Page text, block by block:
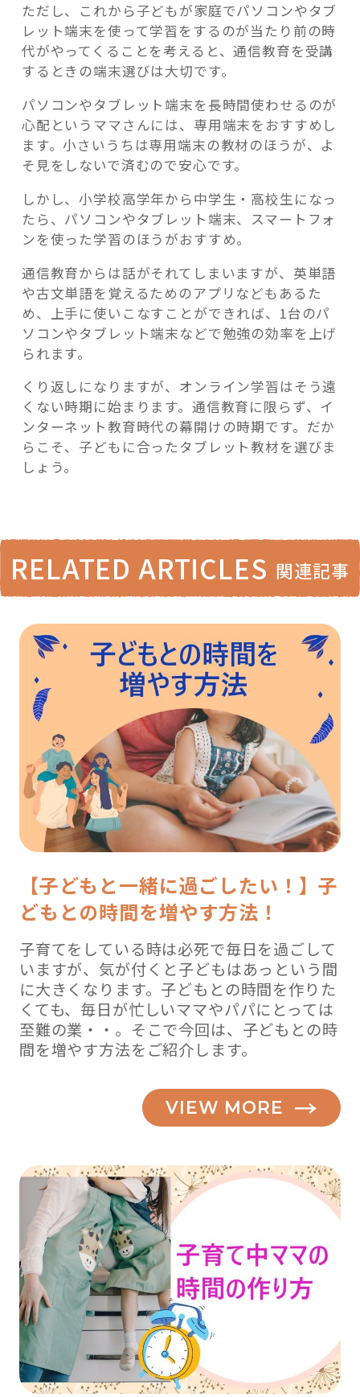
ただし、これから子どもが家庭でパソコンやタブ
レット端末を使って学習をするのが当たり前の時
代がやってくることを考えると、通信教育を受講
するときの端末選びは大切です。
パソコンやタブレット端末を長時間使わせるのが
心配というママさんには、専用端末をおすすめし
ます。小さいうちは専用端末の教材のほうが、よ
そ見をしないで済むので安心です。
しかし、小学校高学年から中学生・高校生になっ
たら、パソコンやタブレット端末、スマートフォ
ンを使った学習のほうがおすすめ。
通信教育からは話がそれてしまいますが、英単語
や古文単語を覚えるためのアプリなどもあるた
め、上手に使いこなすことができれば、1台のパ
ソコンやタブレット端末などで勉強の効率を上げ
られます。
くり返しになりますが、オンライン学習はそう遠
くない時期に始まります。通信教育に限らず、イ
ンターネット教育時代の幕開けの時期です。だか
らこそ、子どもに合ったタブレット教材を選びま
しょう。
RELATED ARTICLES 関連記事
【子どもと一緒に過ごしたい！】子
どもとの時間を増やす方法！
子育てをしている時は必死で毎日を過ごして
いますが、気が付くと子どもはあっという間
に大きくなります。子どもとの時間を作りた
くても、毎日が忙しいママやパパにとっては
至難の業・・。そこで今回は、子どもとの時
間を増やす方法をご紹介します。
VIEW MORE